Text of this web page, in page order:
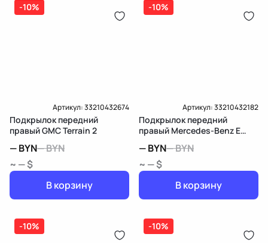
-10%
Артикул:33210432674
Подкрылок передний
правый GMC Terrain 2
—BYN—BYN
~ — $
В корзину
-10%
Артикул:33210432182
Подкрылок передний
правый Mercedes-Benz E
—BYN—BYN
~ — $
В корзину
-10% -10%